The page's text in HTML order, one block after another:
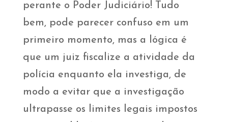
perante o Poder Judiciário! Tudo
bem, pode parecer confuso em um
primeiro momento, mas a lógica é
que um juiz fiscalize a atividade da
polícia enquanto ela investiga, de
modo a evitar que a investigação
ultrapasse os limites legais impostos